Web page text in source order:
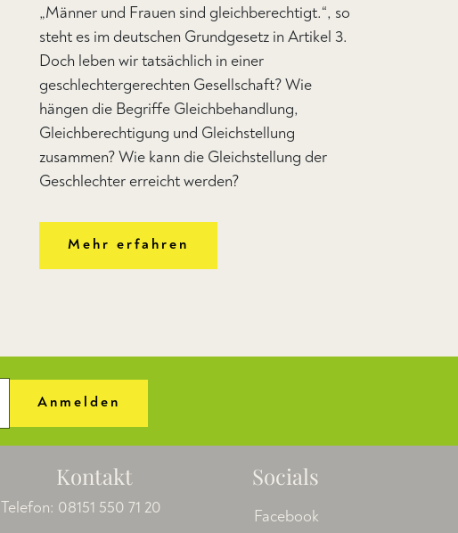
„Männer und Frauen sind gleichberechtigt.“, so
steht es im deutschen Grundgesetz in Artikel 3.
Doch leben wir tatsächlich in einer
geschlechtergerechten Gesellschaft? Wie
hängen die Begriffe Gleichbehandlung,
Gleichberechtigung und Gleichstellung
zusammen? Wie kann die Gleichstellung der
Geschlechter erreicht werden?
Mehr erfahren
Anmelden
Kontakt
Telefon: 08151 550 71 20
Socials
Facebook